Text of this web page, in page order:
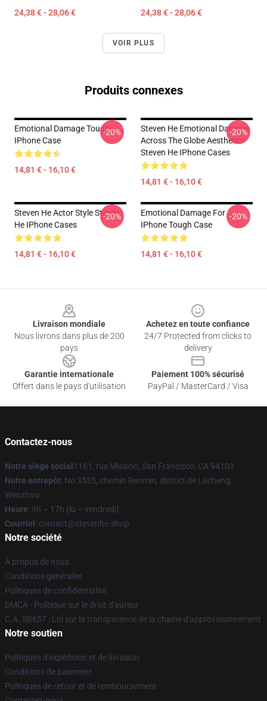
24,38 € - 28,06 € 24,38 € - 28,06 €
VOIR PLUS
Produits connexes
Emotional Damage Tough
IPhone Case
14,81 € - 16,10 €
-20%
Steven He Emotional Damage
Across The Globe Aesthetic
Steven He IPhone Cases
14,81 € - 16,10 €
-20%
Steven He Actor Style Steven
He IPhone Cases
14,81 € - 16,10 €
-20%
Emotional Damage For
IPhone Tough Case
14,81 € - 16,10 €
-20%
Livraison mondiale
Nous livrons dans plus de 200
pays
Achetez en toute confiance
24/7 Protected from clicks to
delivery
Garantie internationale
Offert dans le pays d'utilisation
Paiement 100% sécurisé
PayPal / MasterCard / Visa
Contactez-nous
Notre siège social 1161, rue Mission, San Francisco, CA 94103
Notre entrepôt: No 3535, chemin Renmin, district de Lücheng,
Wenzhou
Heure: 9h – 17h (lu – vendredi)
Courriel : contact@stevenhe.shop
Notre société
À propos de nous
Conditions générales
Politiques de confidentialité
DMCA - Politique sur le droit d'auteur
C.A. SB657 : Loi sur la transparence de la chaîne d'approvisionnement
Notre soutien
Politiques d'expédition et de livraison
Conditions de paiement
Politiques de retour et de remboursement